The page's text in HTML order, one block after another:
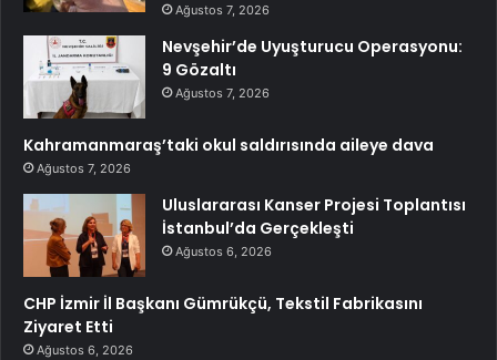
Ağustos 7, 2026
Nevşehir’de Uyuşturucu Operasyonu:
9 Gözaltı
Ağustos 7, 2026
Kahramanmaraş’taki okul saldırısında aileye dava
Ağustos 7, 2026
Uluslararası Kanser Projesi Toplantısı
İstanbul’da Gerçekleşti
Ağustos 6, 2026
CHP İzmir İl Başkanı Gümrükçü, Tekstil Fabrikasını
Ziyaret Etti
Ağustos 6, 2026